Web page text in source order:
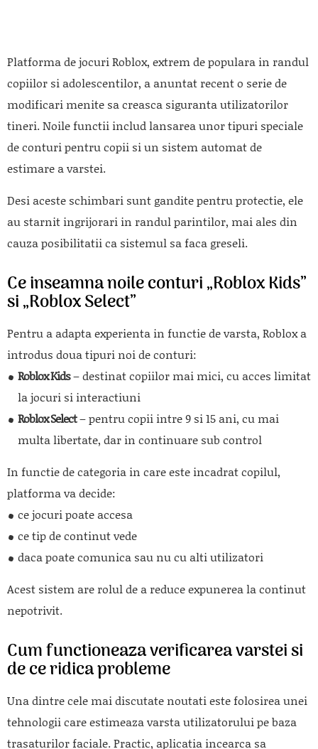
Platforma de jocuri Roblox, extrem de populara in randul
copiilor si adolescentilor, a anuntat recent o serie de
modificari menite sa creasca siguranta utilizatorilor
tineri. Noile functii includ lansarea unor tipuri speciale
de conturi pentru copii si un sistem automat de
estimare a varstei.
Desi aceste schimbari sunt gandite pentru protectie, ele
au starnit ingrijorari in randul parintilor, mai ales din
cauza posibilitatii ca sistemul sa faca greseli.
Ce inseamna noile conturi „Roblox Kids”
si „Roblox Select”
Pentru a adapta experienta in functie de varsta, Robloxa
introdus doua tipuri noi de conturi:
Roblox Kids– destinat copiilor mai mici, cu acces limitat
la jocuri si interactiuni
Roblox Select– pentru copii intre 9 si 15 ani, cu mai
multa libertate, dar in continuare sub control
In functie de categoria in care este incadrat copilul,
platforma va decide:
ce jocuri poate accesa
ce tip de continut vede
daca poate comunica sau nu cu alti utilizatori
Acest sistem are rolul de a reduce expunerea la continut
nepotrivit.
Cum functioneaza verificarea varstei si
de ce ridica probleme
Una dintre cele mai discutate noutati este folosirea unei
tehnologii care estimeaza varsta utilizatorului pe baza
trasaturilor faciale. Practic, aplicatia incearca sa